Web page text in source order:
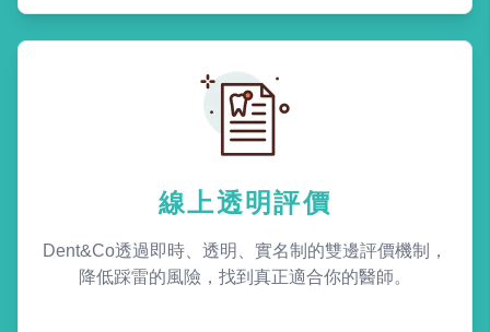
線上透明評價
Dent&Co透過即時、透明、實名制的雙邊評價機制，
降低踩雷的風險，找到真正適合你的醫師。